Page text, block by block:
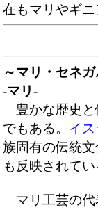
在もマリやギ
～マリ・セネ
‐マリ-
豊かな歴史と
でもある。 イ
族固有の伝統
も反映されて
マリ工芸の代